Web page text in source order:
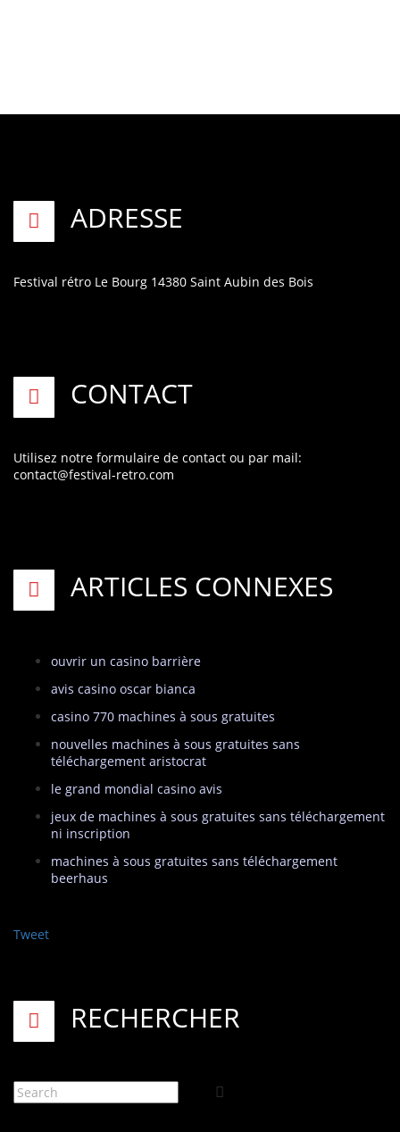
ADRESSE
Festival rétro Le Bourg 14380 Saint Aubin des Bois
CONTACT
Utilisez notre formulaire de contact ou par mail:
contact@festival-retro.com
ARTICLES CONNEXES
ouvrir un casino barrière
avis casino oscar bianca
casino 770 machines à sous gratuites
nouvelles machines à sous gratuites sans
téléchargement aristocrat
le grand mondial casino avis
jeux de machines à sous gratuites sans téléchargement
ni inscription
machines à sous gratuites sans téléchargement
beerhaus
Tweet
RECHERCHER